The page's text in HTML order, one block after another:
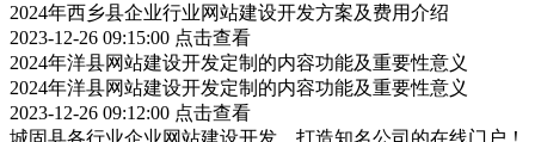
2024年西乡县企业行业网站建设开发方案及费用介绍
2023-12-26 09:15:00 点击查看
2024年洋县网站建设开发定制的内容功能及重要性意义
2024年洋县网站建设开发定制的内容功能及重要性意义
2023-12-26 09:12:00 点击查看
城固县各行业企业网站建设开发，打造知名公司的在线门户！